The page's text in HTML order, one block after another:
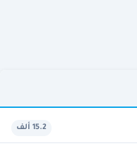
15.2 ألف